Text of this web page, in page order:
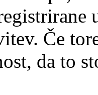
Če
da to